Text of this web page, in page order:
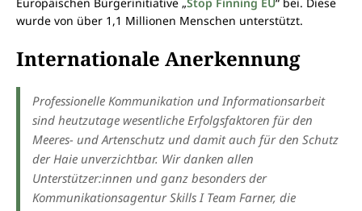
wurde von über 1,1 Millionen Menschen unterstützt.
Internationale Anerkennung
Professionelle Kommunikation und Informationsarbeit
sind heutzutage wesentliche Erfolgsfaktoren für den
Meeres- und Artenschutz und damit auch für den Schutz
der Haie unverzichtbar. Wir danken allen
Unterstützer:innen und ganz besonders der
Kommunikationsagentur Skills I Team Farner, die